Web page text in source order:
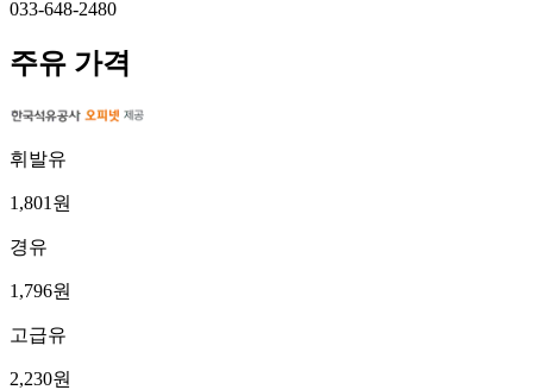
033-648-2480
주유 가격
휘발유
1,801원
경유
1,796원
고급유
2,230원